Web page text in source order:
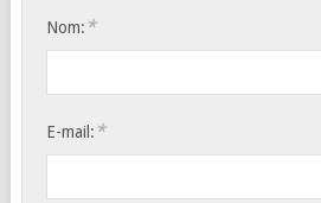
Nom: *
E-mail: *